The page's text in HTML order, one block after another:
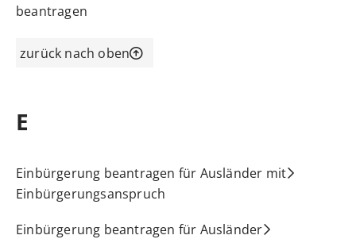
beantragen
zurück nach oben
E
Einbürgerung beantragen für Ausländer mit
Einbürgerungsanspruch
Einbürgerung beantragen für Ausländer